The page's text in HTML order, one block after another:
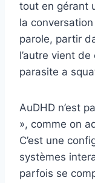
tout en gérant
la
parole, partir
l’autre vient de
parasite a
AuDHD n’est
», comme on
C’est une
systèmes
parfois se